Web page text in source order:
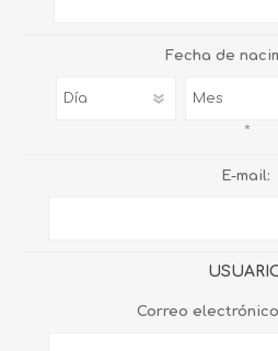
Fecha de
*
E-mail:
Correo